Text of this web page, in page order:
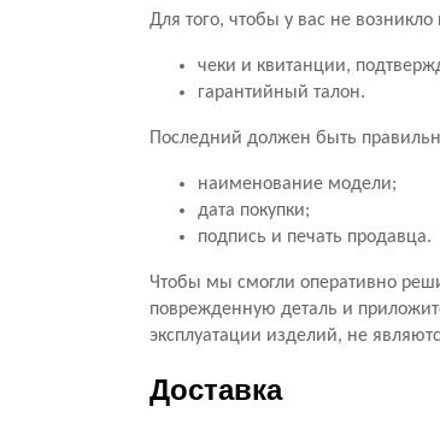
Для того, чтобы у вас не
чеки и квитанции,
гарантийный талон.
Последний должен быть
наименование модели;
дата покупки;
подпись и печать продавца.
Чтобы мы смогли оперативно
поврежденную деталь и
эксплуатации изделий, не
Доставка